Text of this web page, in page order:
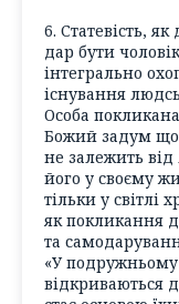
6. Статевість,
дар бути
інтегрально
існування
Особа
Божий задум
не залежить
його у своєму
тільки у світлі
як покликання
та
«У подружньому
відкриваються